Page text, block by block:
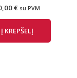
€ su PVM
Į KREPŠELĮ